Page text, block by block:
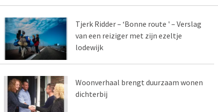
Tjerk Ridder – ‘Bonne route ' – Verslag
van een reiziger met zijn ezeltje
lodewijk
Woonverhaal brengt duurzaam wonen
dichterbij